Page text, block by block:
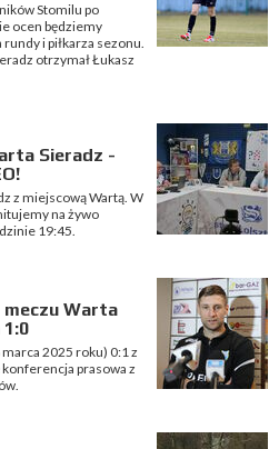
Stomilu po
ocen będziemy
rundy i piłkarza sezonu.
otrzymał Łukasz
Sieradz -
z miejscową Wartą. W
na żywo
19:45.
Warta
2025 roku) 0:1 z
konferencja prasowa z